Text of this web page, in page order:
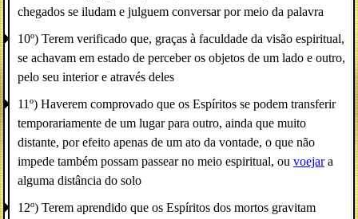
chegados se iludam e julguem conversar por meio da palavra
10º) Terem verificado que, graças à faculdade da visão espiritual,
se achavam em estado de perceber os objetos de um lado e outro,
pelo seu interior e através deles
11º) Haverem comprovado que os Espíritos se podem transferir
temporariamente de um lugar para outro, ainda que muito
distante, por efeito apenas de um ato da vontade, o que não
impede também possam passear no meio espiritual, ou voejara
alguma distância do solo
12º) Terem aprendido que os Espíritos dos mortos gravitam